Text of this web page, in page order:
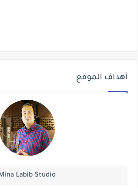
أهداف الموقع
Labib Studio